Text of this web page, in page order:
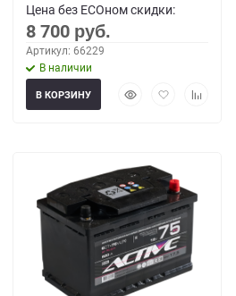
Цена без ECOном скидки:
8 700 руб.
Артикул: 66229
В наличии
БыстрыйДобавитьДобавить
В КОРЗИНУ